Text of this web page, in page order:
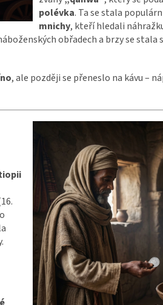
polévka. Ta se stala
mnichy, kteří hledali
obřadech a brzy se stala
, ale později se přeneslo na kávu –